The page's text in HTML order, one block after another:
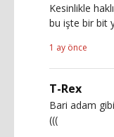
Kesinlikle
bu işte bir bit
1 ay önce
T-Rex
Bari adam gibi
(((